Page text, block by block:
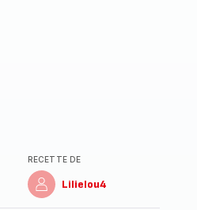
RECETTE DE
Lilielou4